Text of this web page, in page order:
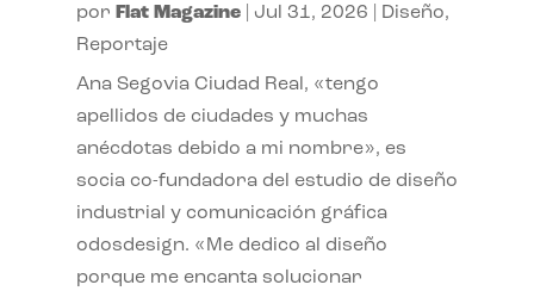
por Flat Magazine| Jul 31, 2026 Diseño,
Reportaje
Ana Segovia Ciudad Real, «tengo
apellidos de ciudades y muchas
anécdotas debido a mi nombre», es
socia co-fundadora del estudio de diseño
industrial y comunicación gráfica
odosdesign. «Me dedico al diseño
porque me encanta solucionar